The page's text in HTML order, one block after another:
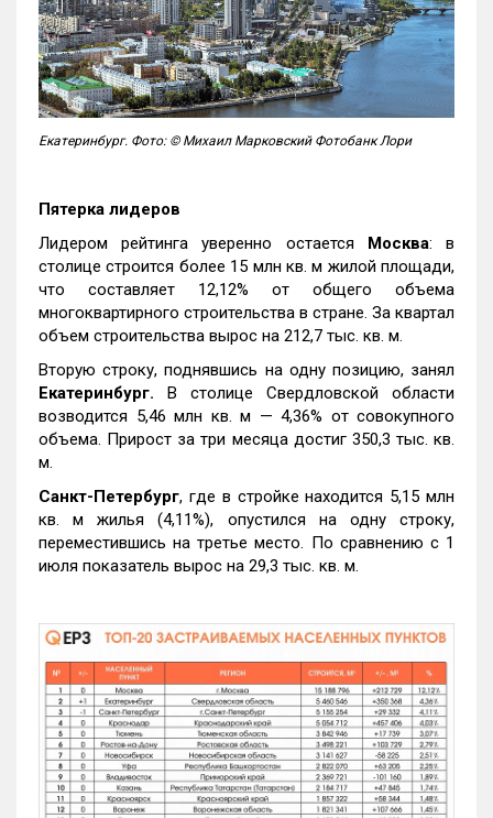
Екатеринбург. Фото: © Михаил Марковский Фотобанк Лори
Пятерка лидеров
Лидером рейтинга уверенно остается Москва: в
столице строится более 15 млн кв. м жилой площади,
что составляет 12,12% от общего объема
многоквартирного строительства в стране. За квартал
объем строительства вырос на 212,7 тыс. кв. м.
Вторую строку, поднявшись на одну позицию, занял
Екатеринбург. В столице Свердловской области
возводится 5,46 млн кв. м — 4,36% от совокупного
объема. Прирост за три месяца достиг 350,3 тыс. кв.
м.
Санкт-Петербург, где в стройке находится 5,15 млн
кв. м жилья (4,11%), опустился на одну строку,
переместившись на третье место. По сравнению с 1
июля показатель вырос на 29,3 тыс. кв. м.